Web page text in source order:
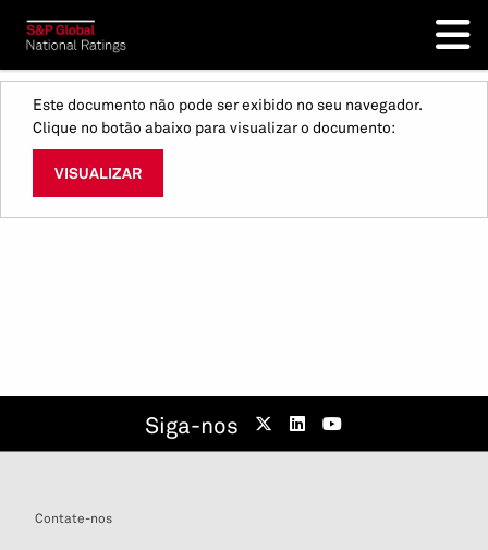
Este documento não pode ser exibido no seu navegador.
Clique no botão abaixo para visualizar o documento:
VISUALIZAR
Siga-nos
Contate-nos